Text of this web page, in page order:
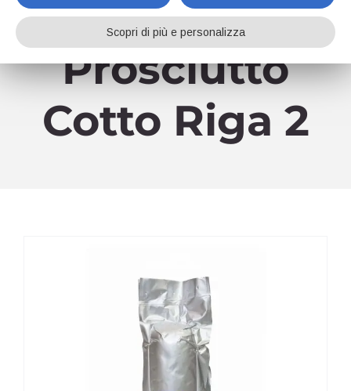
Prosciutto
Cotto Riga 2
Scopri di più e personalizza